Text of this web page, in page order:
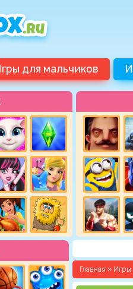
для мальчиков
Главная »